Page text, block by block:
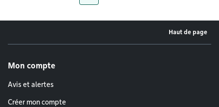
Haut de page
Mon compte
Avis et alertes
Créer mon compte